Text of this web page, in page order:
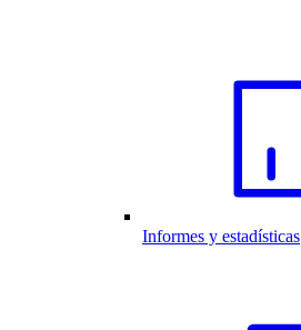
Informes y estadísticas